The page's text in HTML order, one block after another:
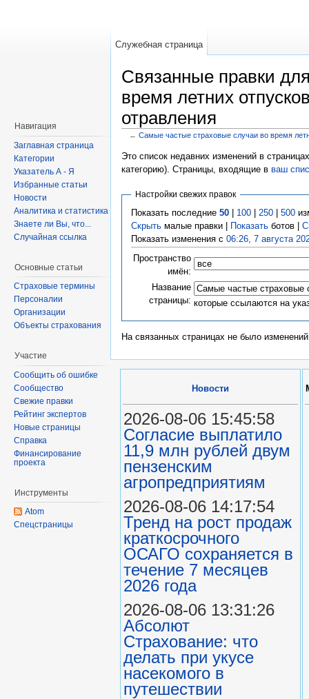
Связанные правки
время летних
отравления
← Самые частые страховые случаи во время
Это список недавних изменений в
категорию). Страницы, входящие в ваш
Настройки свежих правок
Показать последние 50| 100| 250| 500
Скрытьмалые правки | Показатьботов |
Показать изменения с 06:26, 7 августа
Пространство
имён:
Название
страницы: которые ссылаются на
На связанных страницах не было
Служебная страница
Навигация
Заглавная страница
Категории
Указатель А - Я
Избранные статьи
Новости
Аналитика и статистика
Знаете ли Вы, что...
Случайная ссылка
Основные статьи
Страховые термины
Персоналии
Организации
Объекты страхования
Участие
Сообщить об ошибке
Сообщество
Свежие правки
Рейтинг экспертов
Новые страницы
Справка
Финансирование
проекта
Инструменты
Atom
Спецстраницы
Новости
2026-08-06 15:45:58
Согласие выплатило
11,9 млн рублей двум
пензенским
агропредприятиям
2026-08-06 14:17:54
Тренд на рост продаж
краткосрочного
ОСАГО сохраняется в
течение 7 месяцев
2026 года
2026-08-06 13:31:26
Абсолют
Страхование: что
делать при укусе
насекомого в
путешествии